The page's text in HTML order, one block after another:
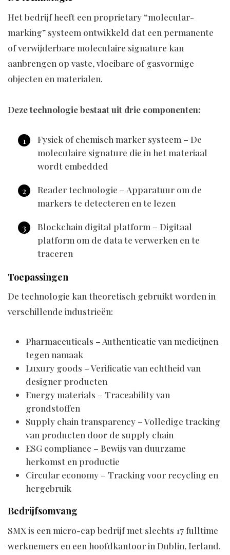
Het bedrijf heeft een proprietary “molecular-
marking” systeem ontwikkeld dat een permanente
of verwijderbare moleculaire signature kan
aanbrengen op vaste, vloeibare of gasvormige
objecten en materialen.
Deze technologie bestaat uit drie componenten:
Fysiek of chemisch marker systeem – De
moleculaire signature die in het materiaal
wordt embedded
Reader technologie – Apparatuur om de
markers te detecteren en te lezen
Blockchain digital platform – Digitaal
platform om de data te verwerken en te
traceren
Toepassingen
De technologie kan theoretisch gebruikt worden in
verschillende industrieën:
Pharmaceuticals – Authenticatie van medicijnen
tegen namaak
Luxury goods – Verificatie van echtheid van
designer producten
Energy materials – Traceability van
grondstoffen
Supply chain transparency – Volledige tracking
van producten door de supply chain
ESG compliance – Bewijs van duurzame
herkomst en productie
Circular economy – Tracking voor recycling en
hergebruik
Bedrijfsomvang
SMX is een micro-cap bedrijf met slechts 17 fulltime
werknemers en een hoofdkantoor in Dublin, Ierland.